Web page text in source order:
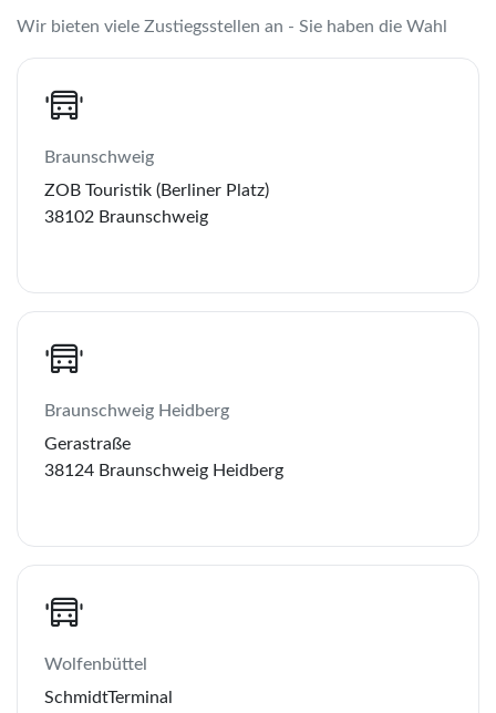
Wir bieten viele Zustiegsstellen an - Sie haben die Wahl
Braunschweig
ZOB Touristik (Berliner Platz)
38102 Braunschweig
Braunschweig Heidberg
Gerastraße
38124 Braunschweig Heidberg
Wolfenbüttel
SchmidtTerminal